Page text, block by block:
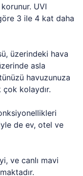
korunur. UVI
3 ile 4 kat daha
üzerindeki hava
asla
havuzunuza
kolaydır.
de ev, otel ve
ve canlı mavi